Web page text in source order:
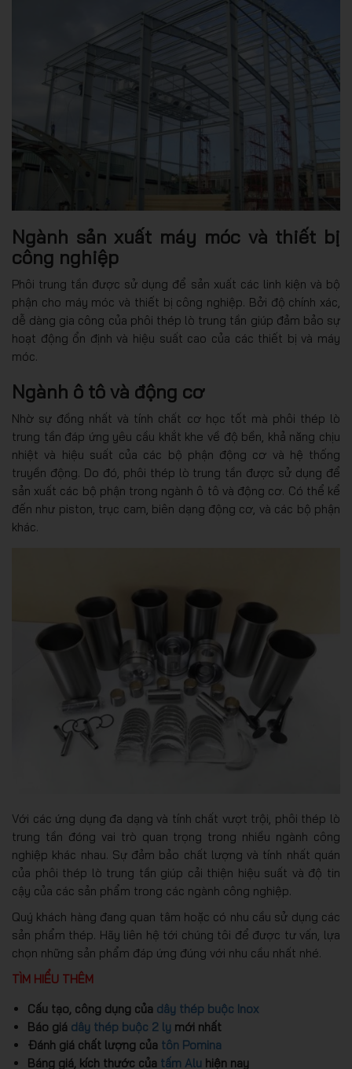
Ngành sản xuất máy móc và thiết bị
công nghiệp
Phôi trung tần được sử dụng để sản xuất các linh kiện và bộ
phận cho máy móc và thiết bị công nghiệp. Bởi độ chính xác,
dễ dàng gia công của phôi thép lò trung tần giúp đảm bảo sự
hoạt động ổn định và hiệu suất cao của các thiết bị và máy
móc.
Ngành ô tô và động cơ
Nhờ sự đồng nhất và tính chất cơ học tốt mà phôi thép lò
trung tần đáp ứng yêu cầu khắt khe về độ bền, khả năng chịu
nhiệt và hiệu suất của các bộ phận động cơ và hệ thống
truyền động. Do đó, phôi thép lò trung tần được sử dụng để
sản xuất các bộ phận trong ngành ô tô và động cơ. Có thể kể
đến như piston, trục cam, biên dạng động cơ, và các bộ phận
khác.
Với các ứng dụng đa dạng và tính chất vượt trội, phôi thép lò
trung tần đóng vai trò quan trọng trong nhiều ngành công
nghiệp khác nhau. Sự đảm bảo chất lượng và tính nhất quán
của phôi thép lò trung tần giúp cải thiện hiệu suất và độ tin
cậy của các sản phẩm trong các ngành công nghiệp.
Quý khách hàng đang quan tâm hoặc có nhu cầu sử dụng các
sản phẩm thép. Hãy liên hệ tới chúng tôi để được tư vấn, lựa
chọn những sản phẩm đáp ứng đúng với nhu cầu nhất nhé.
TÌM HIỂU THÊM
Cấu tạo, công dụng của dây thép buộc Inox
Báo giá dây thép buộc 2 ly mới nhất
Đánh giá chất lượng của tôn Pomina
Báng giá, kích thước của tấm Alu hiện nay